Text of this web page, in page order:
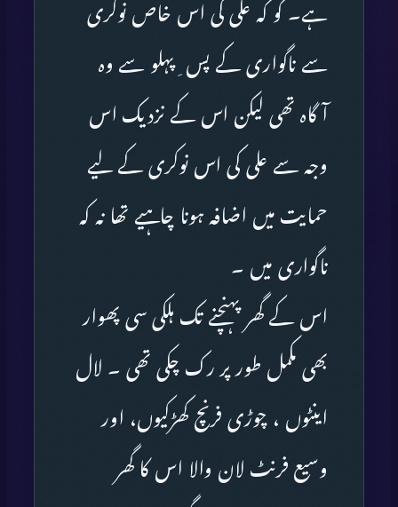
ہے۔ گو کہ علی کی اس خاص نوکری
سے ناگواری کے پس ِپہلو سے وہ
آگاہ تھی لیکن اس کے نزدیک اس
وجہ سے علی کی اس نوکری کے لیے
حمایت میں اضافہ ہونا چاہیے تھا نہ کہ
ناگواری میں ۔
اس کے گھر پہنچنے تک ہلکی سی پھوار
بھی مکمل طور پر رک چکی تھی ۔ لال
اینٹوں ، چوڑی فرنچ کھڑکیوں، اور
وسیع فرنٹ لان والا اس کا گھر